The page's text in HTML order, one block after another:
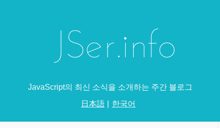
JavaScript의 최신 소식을 소개하는 주간 블로그
日本語 한국어